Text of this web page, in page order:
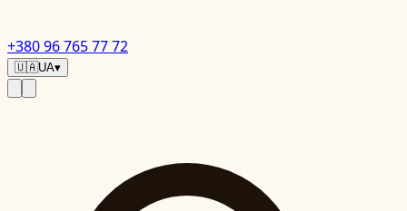
+380 96 765 77 72
🇺🇦UA▾